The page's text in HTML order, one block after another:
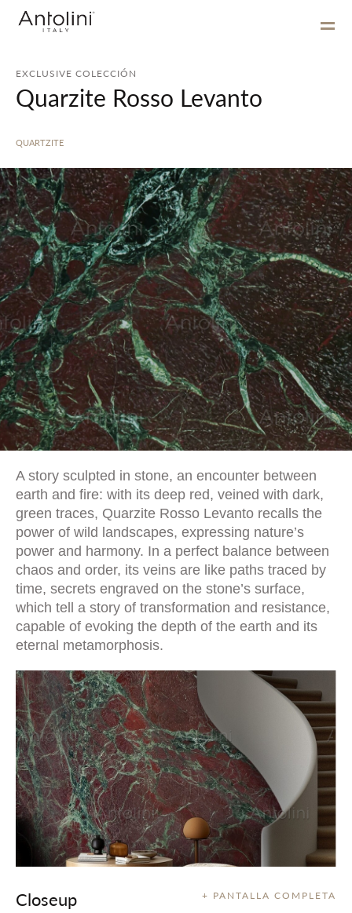
EXCLUSIVE COLECCIÓN
Quarzite Rosso Levanto
QUARTZITE
A story sculpted in stone, an encounter between
earth and fire: with its deep red, veined with dark,
green traces, Quarzite Rosso Levanto recalls the
power of wild landscapes, expressing nature’s
power and harmony. In a perfect balance between
chaos and order, its veins are like paths traced by
time, secrets engraved on the stone’s surface,
which tell a story of transformation and resistance,
capable of evoking the depth of the earth and its
eternal metamorphosis.
+ PANTALLA COMPLETA
Closeup